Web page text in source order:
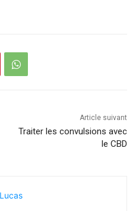
Article suivant
Traiter les convulsions avec
le CBD